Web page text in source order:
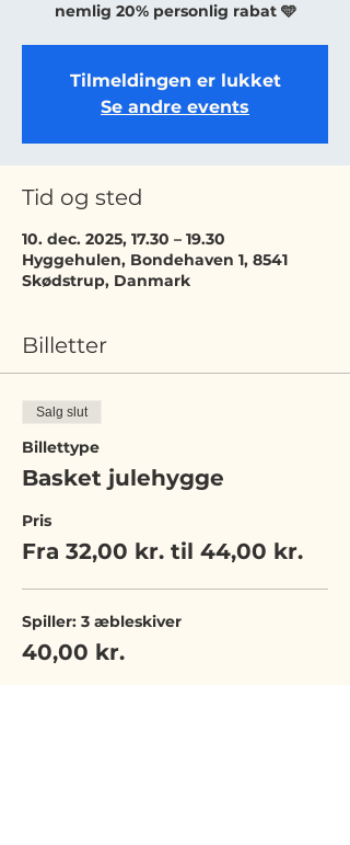
nemlig 20% personlig rabat 🩵
Tilmeldingen er lukket
Se andre events
Tid og sted
10. dec. 2025, 17.30 – 19.30
Hyggehulen, Bondehaven 1, 8541
Skødstrup, Danmark
Billetter
Salg slut
Billettype
Basket julehygge
Pris
Fra 32,00 kr. til 44,00 kr.
Spiller: 3 æbleskiver
40,00 kr.